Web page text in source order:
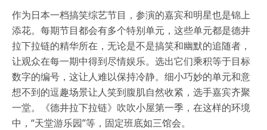
作为日本一档搞笑综艺节目，参演的嘉宾和明星也是锦上
添花。每期节目都会有多个特别单元，这些单元都是德井
拉下拉链的精华所在，无论是不是搞笑和幽默的追随者，
让观众在每一期中得到尽情娱乐。选出它们乘积等于目标
数字的编号，这让人难以保持冷静。细小巧妙的单元和意
想不到的逗趣场景让人笑到腹肌自然收紧，选手嘉宾齐聚
一堂。《德井拉下拉链》吹吹小屋第一季，在这样的环境
中，“天堂游乐园”等，固定班底如三馆会。